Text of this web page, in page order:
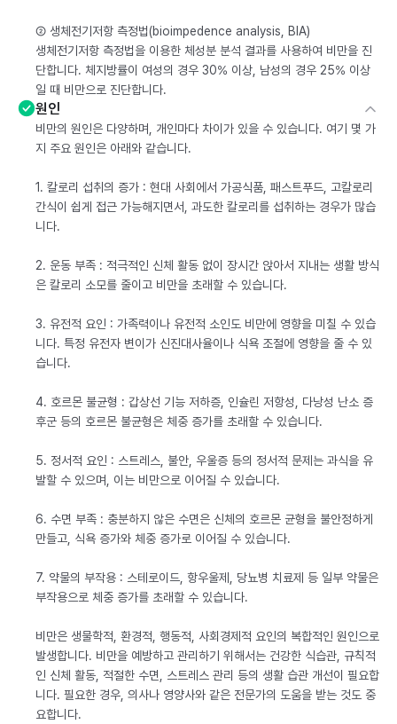
② 생체전기저항 측정법(bioimpedence analysis, BIA)
생체전기저항 측정법을 이용한 체성분 분석 결과를 사용하여 비만을 진
단합니다. 체지방률이 여성의 경우 30% 이상, 남성의 경우 25% 이상
일 때 비만으로 진단합니다.
원인
비만의 원인은 다양하며, 개인마다 차이가 있을 수 있습니다. 여기 몇 가
지 주요 원인은 아래와 같습니다.
1. 칼로리 섭취의 증가 : 현대 사회에서 가공식품, 패스트푸드, 고칼로리
간식이 쉽게 접근 가능해지면서, 과도한 칼로리를 섭취하는 경우가 많습
니다.
2. 운동 부족 : 적극적인 신체 활동 없이 장시간 앉아서 지내는 생활 방식
은 칼로리 소모를 줄이고 비만을 초래할 수 있습니다.
3. 유전적 요인 : 가족력이나 유전적 소인도 비만에 영향을 미칠 수 있습
니다. 특정 유전자 변이가 신진대사율이나 식욕 조절에 영향을 줄 수 있
습니다.
4. 호르몬 불균형 : 갑상선 기능 저하증, 인슐린 저항성, 다낭성 난소 증
후군 등의 호르몬 불균형은 체중 증가를 초래할 수 있습니다.
5. 정서적 요인 : 스트레스, 불안, 우울증 등의 정서적 문제는 과식을 유
발할 수 있으며, 이는 비만으로 이어질 수 있습니다.
6. 수면 부족 : 충분하지 않은 수면은 신체의 호르몬 균형을 불안정하게
만들고, 식욕 증가와 체중 증가로 이어질 수 있습니다.
7. 약물의 부작용 : 스테로이드, 항우울제, 당뇨병 치료제 등 일부 약물은
부작용으로 체중 증가를 초래할 수 있습니다.
비만은 생물학적, 환경적, 행동적, 사회경제적 요인의 복합적인 원인으로
발생합니다. 비만을 예방하고 관리하기 위해서는 건강한 식습관, 규칙적
인 신체 활동, 적절한 수면, 스트레스 관리 등의 생활 습관 개선이 필요합
니다. 필요한 경우, 의사나 영양사와 같은 전문가의 도움을 받는 것도 중
요합니다.